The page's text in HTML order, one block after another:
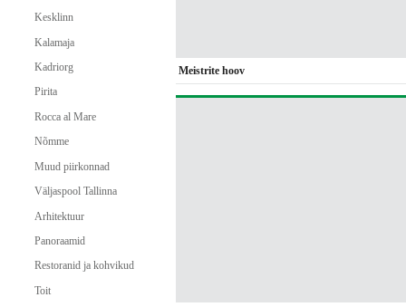
Kesklinn
Kalamaja
Kadriorg
Pirita
Rocca al Mare
Nõmme
Muud piirkonnad
Väljaspool Tallinna
Arhitektuur
Panoraamid
Restoranid ja kohvikud
Toit
Meistrite hoov